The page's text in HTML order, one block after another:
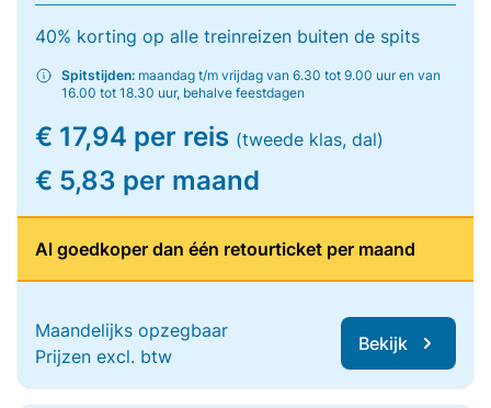
40% korting op alle treinreizen buiten de spits
Spitstijden: maandag t/m vrijdag van 6.30 tot 9.00 uur en van
16.00 tot 18.30 uur, behalve feestdagen
€ 17,94 per reis (tweede klas, dal)
€ 5,83 per maand
Al goedkoper dan één retourticket per maand
Maandelijks opzegbaar
Prijzen excl. btw
Bekijk